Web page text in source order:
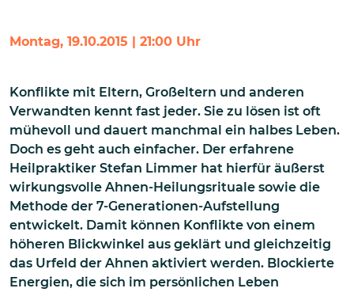
Montag, 19.10.2015 | 21:00 Uhr
Konflikte mit Eltern, Großeltern und anderen
Verwandten kennt fast jeder. Sie zu lösen ist oft
mühevoll und dauert manchmal ein halbes Leben.
Doch es geht auch einfacher. Der erfahrene
Heilpraktiker Stefan Limmer hat hierfür äußerst
wirkungsvolle Ahnen-Heilungsrituale sowie die
Methode der 7-Generationen-Aufstellung
entwickelt. Damit können Konflikte von einem
höheren Blickwinkel aus geklärt und gleichzeitig
das Urfeld der Ahnen aktiviert werden. Blockierte
Energien, die sich im persönlichen Leben